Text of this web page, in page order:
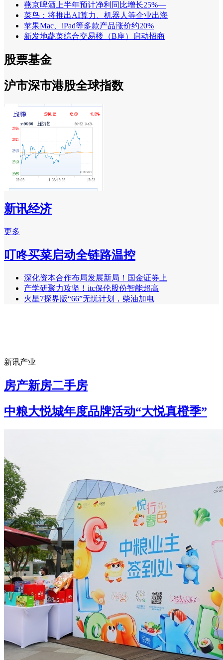
燕京啤酒上半年预计净利同比增长25%—
菜鸟：将推出AI算力、机器人等企业出海
苹果Mac、iPad等多款产品涨价约20%
新发地蔬菜综合交易楼（B座）启动招商
股票基金
沪市深市港股全球指数
新讯经济
更多
叮咚买菜启动全链路温控
深化资本合作布局发展新局！国金证券上
产学研聚力攻坚！itc保伦股份智能超高
火星7探界版“66”无忧计划，柴油加电
新讯产业
房产新房二手房
中粮大悦城年度品牌活动“大悦真橙季”